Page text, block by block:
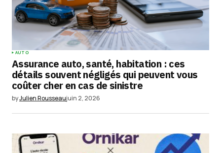
AUTO
Assurance auto, santé, habitation : ces
détails souvent négligés qui peuvent vous
coûter cher en cas de sinistre
byJulien Rousseaujuin 2, 2026